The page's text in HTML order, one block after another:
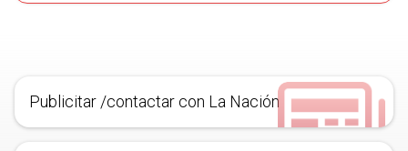
Publicitar /contactar con La Nación